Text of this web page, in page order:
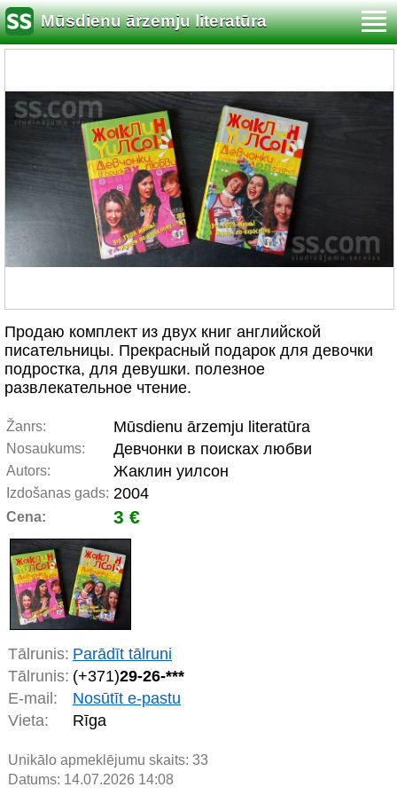
Mūsdienu ārzemju literatūra
Продаю комплект из двух книг английской
писательницы. Прекрасный подарок для девочки
подростка, для девушки. полезное
развлекательное чтение.
Žanrs: Mūsdienu ārzemju literatūra
Nosaukums: Девчонки в поисках любви
Autors: Жаклин уилсон
Izdošanas gads: 2004
Cena: 3 €
Tālrunis: Parādīt tālruni
Tālrunis: (+371)29-26-***
E-mail:
Nosūtīt e-pastu
Vieta:
Rīga
Unikālo apmeklējumu skaits: 33
Datums: 14.07.2026 14:08